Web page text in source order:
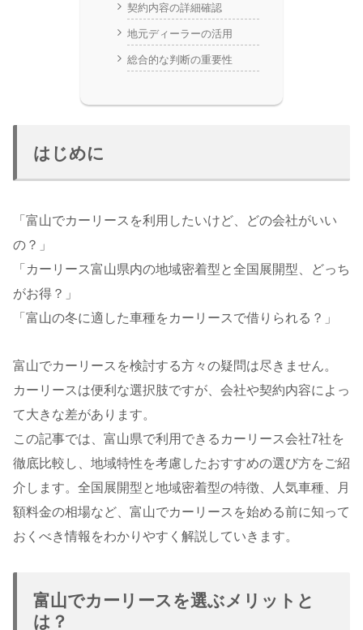
契約内容の詳細確認
地元ディーラーの活用
総合的な判断の重要性
はじめに
「富山でカーリースを利用したいけど、どの会社がいい
の？」
「カーリース富山県内の地域密着型と全国展開型、どっち
がお得？」
「富山の冬に適した車種をカーリースで借りられる？」
富山でカーリースを検討する方々の疑問は尽きません。
カーリースは便利な選択肢ですが、会社や契約内容によっ
て大きな差があります。
この記事では、富山県で利用できるカーリース会社7社を
徹底比較し、地域特性を考慮したおすすめの選び方をご紹
介します。全国展開型と地域密着型の特徴、人気車種、月
額料金の相場など、富山でカーリースを始める前に知って
おくべき情報をわかりやすく解説していきます。
富山でカーリースを選ぶメリットと
は？